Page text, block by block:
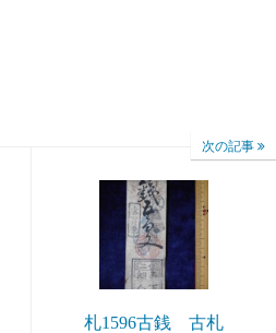
次の記事
札1596古銭 古札